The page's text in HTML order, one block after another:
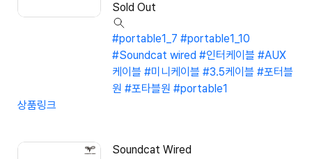
Sold Out
#portable1_7 #portable1_10
#Soundcat wired #인터케이블 #AUX
케이블 #미니케이블 #3.5케이블 #포터블
원 #포타블원 #portable1
상품링크
Soundcat Wired